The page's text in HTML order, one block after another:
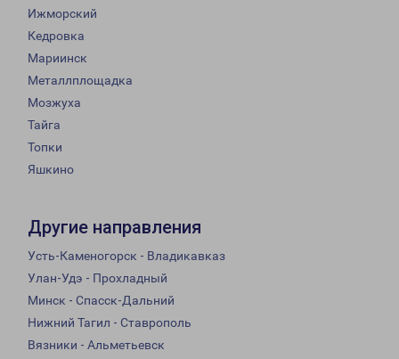
Ижморский
Кедровка
Мариинск
Металлплощадка
Мозжуха
Тайга
Топки
Яшкино
Другие направления
Усть-Каменогорск - Владикавказ
Улан-Удэ - Прохладный
Минск - Спасск-Дальний
Нижний Тагил - Ставрополь
Вязники - Альметьевск